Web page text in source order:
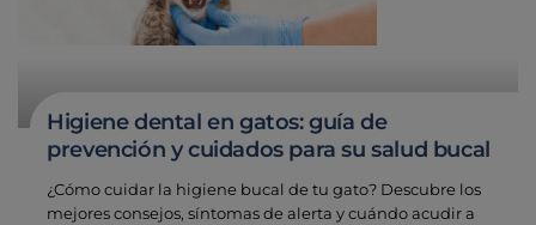
Higiene dental en gatos: guía de
prevención y cuidados para su salud bucal
¿Cómo cuidar la higiene bucal de tu gato? Descubre los
mejores consejos, síntomas de alerta y cuándo acudir a